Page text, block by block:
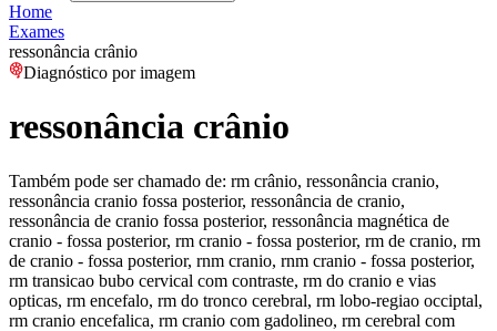
Home
Exames
ressonância crânio
Diagnóstico por imagem
ressonância crânio
Também pode ser chamado de: rm crânio, ressonância cranio,
ressonância cranio fossa posterior, ressonância de cranio,
ressonância de cranio fossa posterior, ressonância magnética de
cranio - fossa posterior, rm cranio - fossa posterior, rm de cranio, rm
de cranio - fossa posterior, rnm cranio, rnm cranio - fossa posterior,
rm transicao bubo cervical com contraste, rm do cranio e vias
opticas, rm encefalo, rm do tronco cerebral, rm lobo-regiao occiptal,
rm cranio encefalica, rm cranio com gadolineo, rm cerebral com